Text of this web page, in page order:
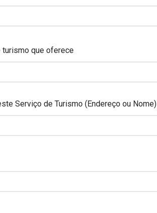
que oferece
Serviço de Turismo (Endereço ou Nome)